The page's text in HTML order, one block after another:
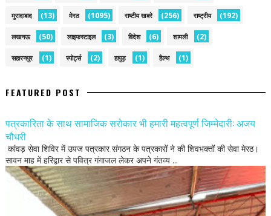
मुरादाबाद (13) मेरठ (1095) राष्टीय खबरे (256) राष्ट्रीय (192)
लखनऊ (50) लाइफस्टाइल (3) विदेश (6) शामली (2)
सहारनपुर (1) स्पोर्ट्स (2) हापुड़ (1) हैल्थ (1)
FEATURED POST
पत्रकारिता के साथ सामाजिक सरोकार भी हमारी महत्वपूर्ण जिम्मेदारी: अजय
चौधरी
कांवड़ सेवा शिविर में उपज पत्रकार संगठन के पत्रकारों ने की शिवभक्तों की सेवा मेरठ।
सावन माह में हरिद्वार से पवित्र गंगाजल लेकर अपने गंतव्य ...